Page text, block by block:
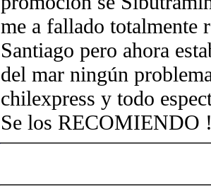
me a fallado totalmente
Santiago pero ahora
del mar ningún
chilexpress y todo
Se los RECOMIENDO